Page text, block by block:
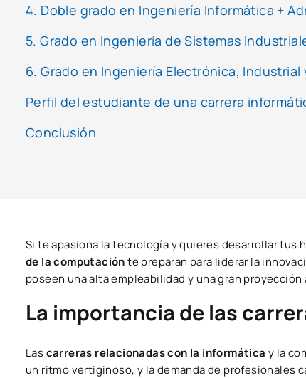
4. Doble grado en Ingeniería Informática +
5. Grado en Ingeniería de Sistemas
6. Grado en Ingeniería Electrónica, Industrial
Perfil del estudiante de una carrera
Conclusión
Si te apasiona la tecnología y quieres desarrollar
de la computaciónte preparan para liderar la
poseen una alta empleabilidad y una gran proyección
La importancia de las
Lascarreras relacionadas con la informática y la
un ritmo vertiginoso, y la demanda de profesionales